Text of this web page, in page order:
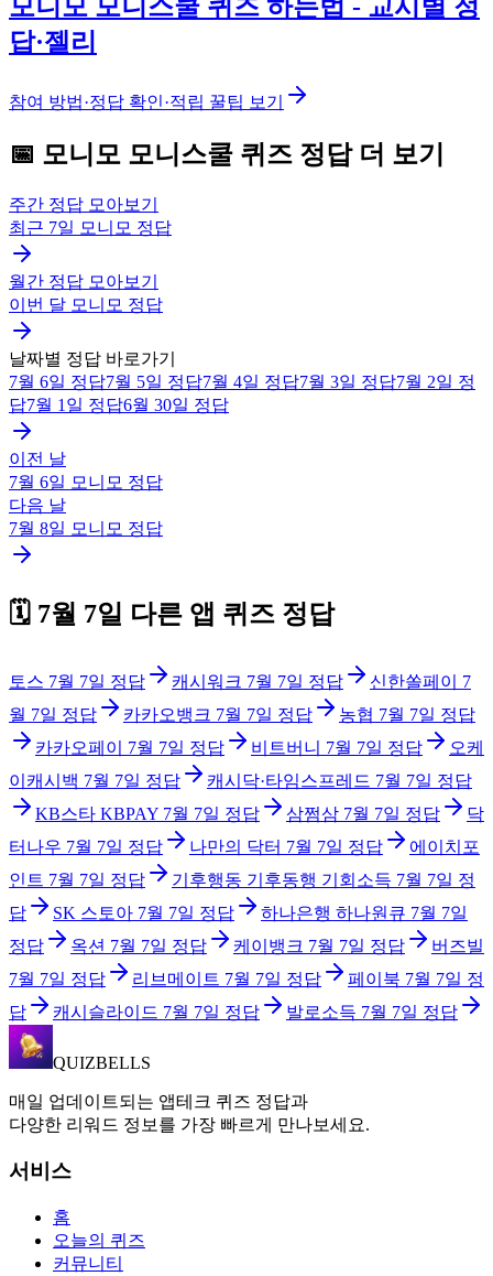
모니모 모니스쿨 퀴즈 하는법 - 교시별 정
답·젤리
참여 방법·정답 확인·적립 꿀팁 보기
📅 모니모 모니스쿨 퀴즈 정답 더 보기
주간 정답 모아보기
최근 7일 모니모 정답
월간 정답 모아보기
이번 달 모니모 정답
날짜별 정답 바로가기
7월 6일 정답7월 5일 정답7월 4일 정답7월 3일 정답7월 2일 정
답7월 1일 정답6월 30일 정답
이전 날
7월 6일 모니모 정답
다음 날
7월 8일 모니모 정답
🗓️ 7월 7일 다른 앱 퀴즈 정답
토스 7월 7일 정답 캐시워크 7월 7일 정답 신한쏠페이
7
월 7일 정답 카카오뱅크 7월 7일 정답 농협 7월 7일 정답
카카오페이
7월 7일 정답 비트버니 7월 7일 정답
오케
이캐시백 7월 7일 정답 캐시닥·타임스프레드 7월 7일 정답
KB스타 KBPAY 7월 7일 정답 삼쩜삼 7월 7일 정답
닥
터나우 7월 7일 정답 나만의 닥터 7월 7일 정답
에이치포
인트 7월 7일 정답 기후행동 기후동행 기회소득 7월 7일 정
답
SK 스토아 7월 7일 정답 하나은행 하나원큐 7월 7일
정답
옥션 7월 7일 정답 케이뱅크 7월 7일 정답
버즈빌
7월 7일 정답 리브메이트 7월 7일 정답 페이북 7월 7일 정
답
캐시슬라이드 7월 7일 정답 발로소득 7월 7일 정답
QUIZBELLS
매일 업데이트되는 앱테크 퀴즈 정답과
다양한 리워드 정보를 가장 빠르게 만나보세요.
서비스
홈
오늘의 퀴즈
커뮤니티